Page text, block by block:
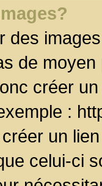
des
de
créer
:
un
celui-ci